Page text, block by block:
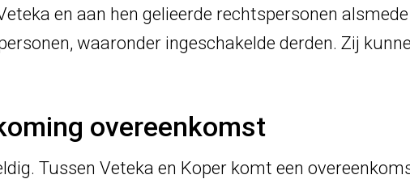
en aan hen gelieerde rechtspersonen
waaronder ingeschakelde derden. Zij
overeenkomst
Tussen Veteka en Koper komt een